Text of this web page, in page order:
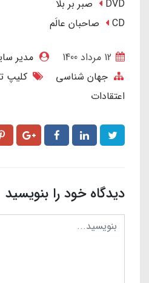
DVD صبر بر بلا
CD صاحبان عالَم
مدیر
جهان شناسی
کلیپ
اعتقادات
دیدگاه خود را بنویسید